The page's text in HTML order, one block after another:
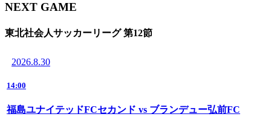
NEXT GAME
東北社会人サッカーリーグ 第12節
2026.8.30
14:00
福島ユナイテッドFCセカンド vs ブランデュー弘前FC